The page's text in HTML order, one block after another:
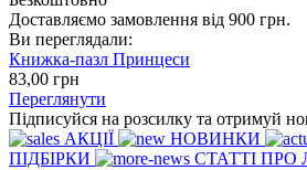
Доставляємо замовлення від 900 грн.
Ви переглядали:
Книжка-пазл Принцеси
83,00 грн
Переглянути
Підписуйся на розсилку та отримуй
АКЦІЇ
НОВИНКИ
ПІДБІРКИ
СТАТТІ ПРО